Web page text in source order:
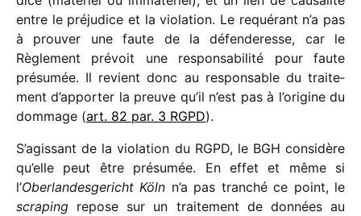
entre le préju­dice et la viola­tion. Le requé­rant n’a pas
à prou­ver une faute de la défen­de­resse, car le
Règlement prévoit une respon­sa­bi­lité pour faute
présu­mée. Il revient donc au respon­sable du trai­te­
ment d’apporter la preuve qu’il n’est pas à l’origine du
dommage (art. 82 par. 3 RGPD).
S’agissant de la viola­tion du RGPD, le BGH consi­dère
qu’elle peut être présu­mée. En effet et même si
l’Oberlandesgericht Köln n’a pas tran­ché ce point, le
scra­ping repose sur un trai­te­ment de données au